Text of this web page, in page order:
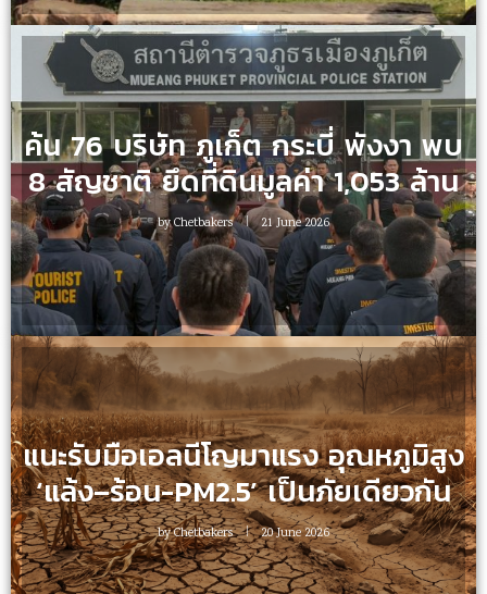
ค้น 76 บริษัท ภูเก็ต กระบี่ พังงา พบ
8 สัญชาติ ยึดที่ดินมูลค่า 1,053 ล้าน
byChetbakers 21 June 2026
แนะรับมือเอลนีโญมาแรง อุณหภูมิสูง
‘แล้ง–ร้อน-PM2.5’ เป็นภัยเดียวกัน
byChetbakers 20 June 2026